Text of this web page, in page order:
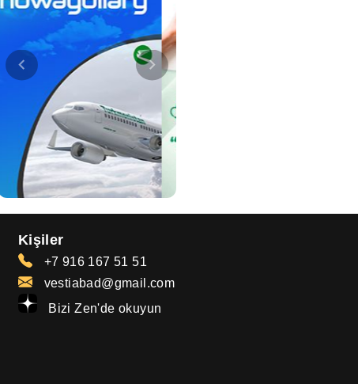
Kişiler
+7 916 167 51 51
vestiabad@gmail.com
Bizi Zen'de okuyun